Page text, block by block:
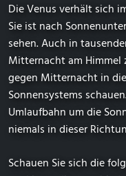
Die Venus verhält sich
Sie ist nach
sehen. Auch in
Mitternacht am Himmel
gegen Mitternacht in
Sonnensystems
Umlaufbahn um die
niemals in dieser
Schauen Sie sich die